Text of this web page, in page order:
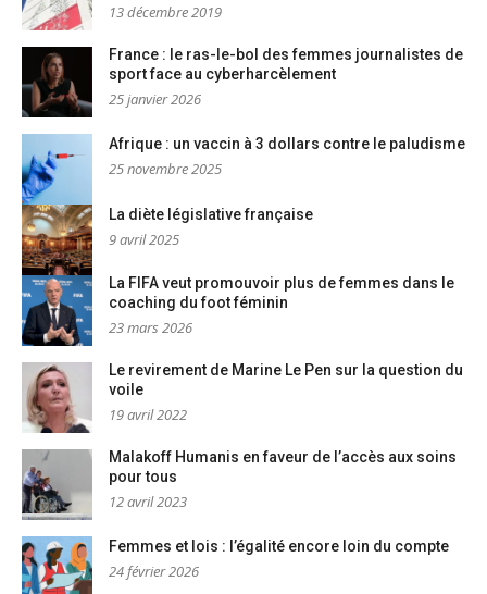
13 décembre 2019
France : le ras-le-bol des femmes journalistes de
sport face au cyberharcèlement
25 janvier 2026
Afrique : un vaccin à 3 dollars contre le paludisme
25 novembre 2025
La diète législative française
9 avril 2025
La FIFA veut promouvoir plus de femmes dans le
coaching du foot féminin
23 mars 2026
Le revirement de Marine Le Pen sur la question du
voile
19 avril 2022
Malakoff Humanis en faveur de l’accès aux soins
pour tous
12 avril 2023
Femmes et lois : l’égalité encore loin du compte
24 février 2026